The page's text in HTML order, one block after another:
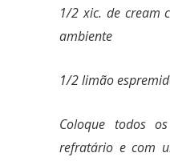
1/2 xic. de cream
ambiente
1/2 limão
Coloque todos
refratário e com